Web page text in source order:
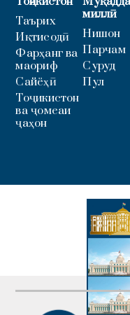
Таърих
Иқтисодӣ
Фарҳанг ва
маориф
Сайёҳӣ
Тоҷикистон
ва ҷомеаи
ҷаҳон
миллӣ
Нишон
Парчам
Суруд
Пул